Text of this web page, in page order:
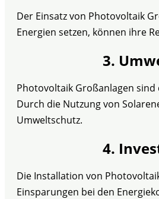
Der Einsatz von Photovoltaik
Energien setzen, können ihre
3.
Photovoltaik Großanlagen
Durch die Nutzung von
Umweltschutz.
4.
Die Installation von
Einsparungen bei den